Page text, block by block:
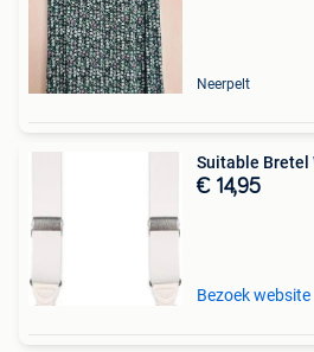
Neerpelt
€ 14,95
Bezoek website